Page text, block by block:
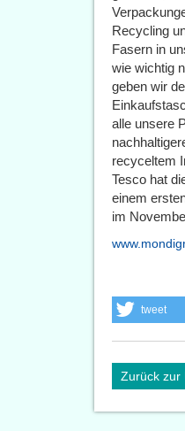
Recycling
Fasern in
wie wichtig
geben wir
alle unsere
recyceltem
Tesco hat
einem
im
tweet
Zurück zur